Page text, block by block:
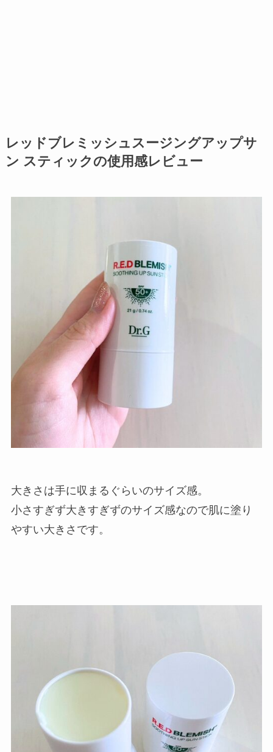
レッドブレミッシュスージングアップサ
ン スティックの使用感レビュー
大きさは手に収まるぐらいのサイズ感。
小さすぎず大きすぎずのサイズ感なので肌に塗り
やすい大きさです。